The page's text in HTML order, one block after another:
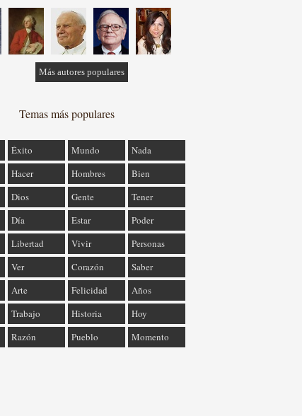
Más autores populares
Temas más populares
Éxito Mundo
Nada
Hacer Hombres
Bien
Dios Gente
Tener
Día Estar
Poder
Libertad Vivir
Personas
Ver Corazón
Saber
Arte Felicidad
Años
Trabajo Historia
Hoy
Razón Pueblo Momento